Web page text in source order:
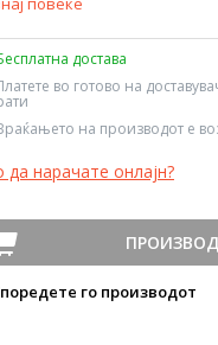
достава
во готово на
на производот е
да нарачате онлајн?
го производот